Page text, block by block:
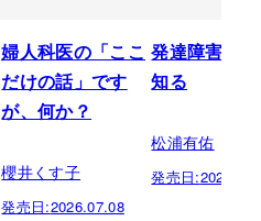
婦人科医の「ここ
だけの話」です
が、何か？
櫻井くす子
発売日:2026.07.08
発達障害を
知る
松浦有佑
発売日: